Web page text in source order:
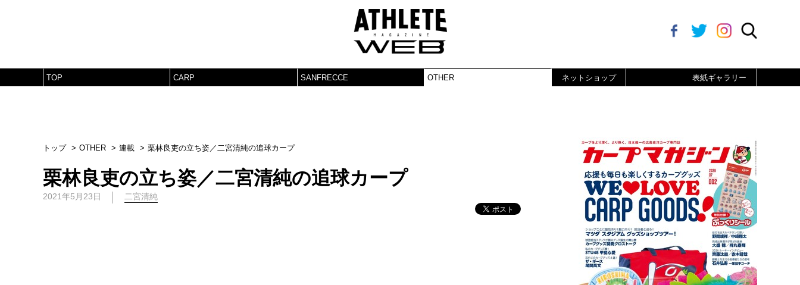
TOP CARP SANFRECCE OTHER ネットショップ 表紙ギャラリー
トップ OTHER 連載 栗林良吏の立ち姿／二宮清純の追球カープ
栗林良吏の立ち姿／二宮清純の追球カープ
2021年5月23日 二宮清純